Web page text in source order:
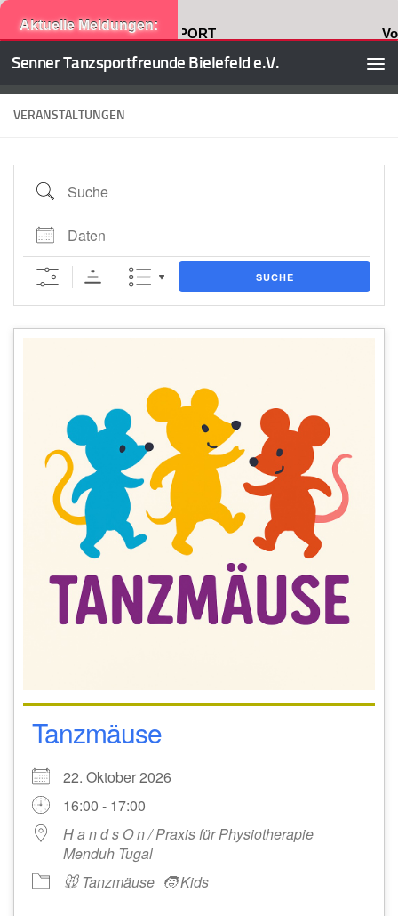
Aktuelle Meldungen:
Ausgabe: WIR IM SPORT Vom
Zum Inhalt springen
Senner Tanzsportfreunde Bielefeld e.V.
VERANSTALTUNGEN
Suche
Daten
SUCHE
Tanzmäuse
22. Oktober 2026
16:00 - 17:00
H a n d s O n / Praxis für Physiotherapie
Menduh Tugal
🐭 Tanzmäuse 🧒 Kids